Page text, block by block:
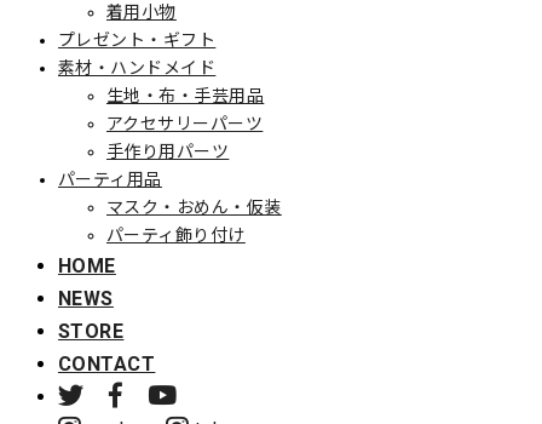
着用小物
プレゼント・ギフト
素材・ハンドメイド
生地・布・手芸用品
アクセサリーパーツ
手作り用パーツ
パーティ用品
マスク・おめん・仮装
パーティ飾り付け
HOME
NEWS
STORE
CONTACT